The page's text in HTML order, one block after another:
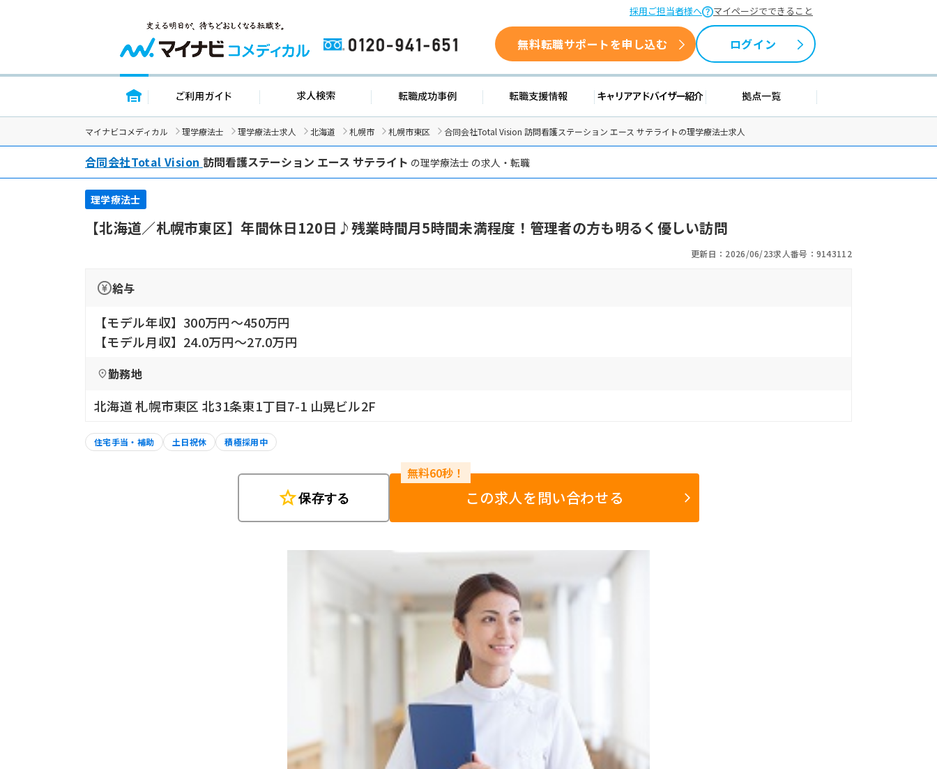
採用ご担当者様へ マイページでできること
0120-941-651 無料転職サポートを申し込む ログイン
トップページ ご利用ガイド 求人検索 転職成功事例 転職支援情報 キャリアアドバイザー紹介 拠点一覧
マイナビコメディカル 理学療法士 理学療法士求人 北海道 札幌市 札幌市東区 合同会社Total Vision 訪問看護ステーション エース サテライトの理学療法士求人
合同会社Total Vision 訪問看護ステーション エース サテライト の理学療法士 の求人・転職
理学療法士
【北海道／札幌市東区】年間休日120日♪残業時間月5時間未満程度！管理者の方も明るく優しい訪問
更新日：2026/06/23求人番号：9143112
給与
【モデル年収】300万円〜450万円
【モデル月収】24.0万円〜27.0万円
勤務地
北海道 札幌市東区 北31条東1丁目7-1 山晃ビル2F
住宅手当・補助 土日祝休 積極採用中
star保存する この求人を問い合わせる